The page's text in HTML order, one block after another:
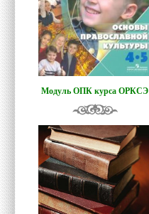
Модуль ОПК курса ОРКСЭ